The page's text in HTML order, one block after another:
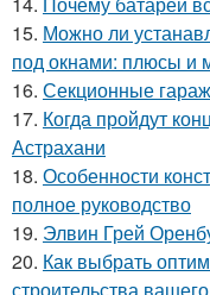
15. Можно ли
под окнами: плюсы и
16. Секционные
17. Когда пройдут
Астрахани
18. Особенности
полное руководство
19. Элвин Грей
20. Как выбрать